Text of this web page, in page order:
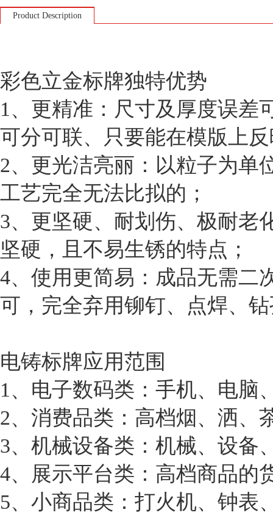
Product Description
彩色立金标牌独特优势
1、更精准：尺寸及厚度误差
可分可联、只要能在模版上
2、更光洁亮丽：以粒子为单
工艺完全无法比拟的；
3、更坚硬、耐划伤、极耐老
坚硬，且不易生锈的特点；
4、使用更简易：成品无需二
可，完全弃用铆钉、点焊、
电铸标牌应用范围
1、电子数码类：手机、电脑
2、消费品类：高档烟、洒、
3、机械设备类：机械、设备
4、展示平台类：高档商品的
5、小商品类：打火机、钟表